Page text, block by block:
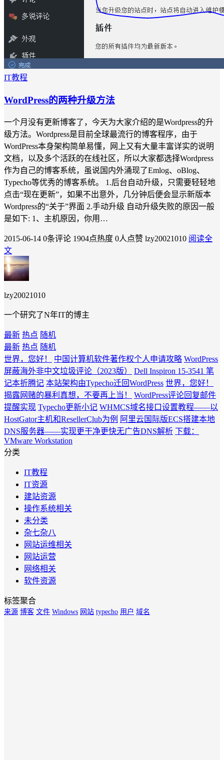
IT教程
WordPress的两种升级方法
一个月没有更新博客了，今天为大家介绍的是Wordpress的升
级方法。Wordpress是目前全球最流行的博客程序，由于
WordPress本身架构简单易懂，网上又有大量丰富详实的说明
文档，以及多个活跃的在线社区，所以大家都选择Wordpress
作为自己的博客系统，虽说国内外涌现了Emlog、oBlog、
Typecho等优秀的博客系统。 1.后台自动升级，只需要轻轻地
点击“现在更新”，如果不出意外，几分钟后便会显示新版本
Wordpress的“关于”界面 2.手动升级 自动升级失败的原因一般
是如下: 1、主机原因，你用…
2015-06-14 0条评论 1904点热度 0人点赞 lzy20021010 阅读全
文
lzy20021010
一个研究了N年IT的博主
最新 热点 随机
最新 热点 随机
世界，您好！
中国计算机软件著作权个人申请攻略 WordPress
屏蔽海外非中文垃圾评论（2023版）
Dell Inspiron 15-3541 笔
记本折腾记 本站架构由Typecho迁回WordPress 世界，您好！
揭露网赌的暴利真想，不要再上当！
WordPress评论回复邮件
提醒实现 Typecho更新小记 WHMCS域名接口设置教程——以
HostGator主机和ResellerClub为例
阿里云国际版ECS搭建本地
DNS服务器——实现更干净更快无广告DNS解析 下载：
VMware Workstation
分类
IT教程
IT资源
建站资源
操作系统相关
未分类
杂七杂八
网站运维相关
网站运营
网络相关
软件资源
标签聚合
来源 博客 文件 Windows 网站 typecho 用户 域名